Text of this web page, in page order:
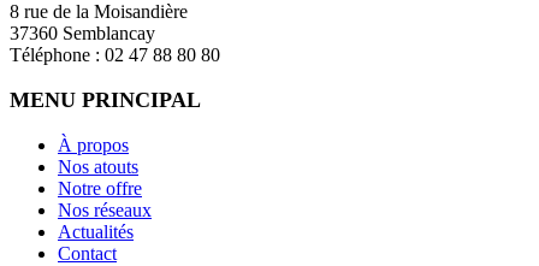
8 rue de la Moisandière
37360 Semblancay
Téléphone : 02 47 88 80 80
MENU PRINCIPAL
À propos
Nos atouts
Notre offre
Nos réseaux
Actualités
Contact